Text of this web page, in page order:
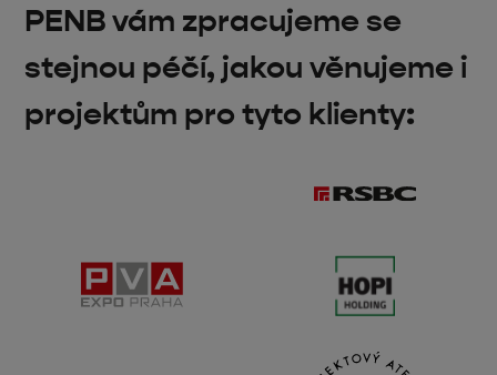
PENB vám zpracujeme se
stejnou péčí, jakou věnujeme i
projektům pro tyto klienty: